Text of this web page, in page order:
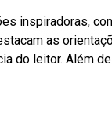
inspiradoras,
as
do leitor. Além